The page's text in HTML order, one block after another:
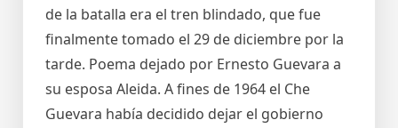
de la batalla era el tren blindado, que fue
finalmente tomado el 29 de diciembre por la
tarde. Poema dejado por Ernesto Guevara a
su esposa Aleida. A fines de 1964 el Che
Guevara había decidido dejar el gobierno